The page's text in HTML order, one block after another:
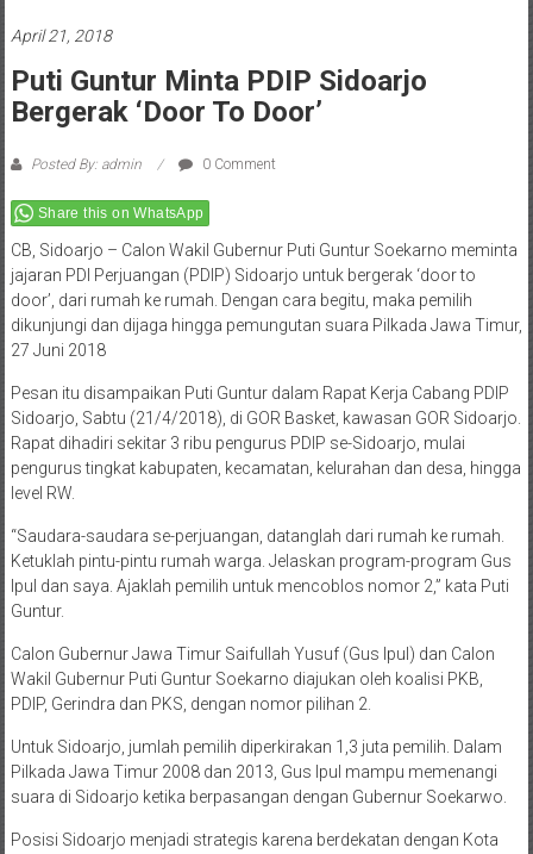
April 21, 2018
Puti Guntur Minta PDIP Sidoarjo
Bergerak ‘Door To Door’
Posted By: admin 0 Comment
Share this on WhatsApp
CB, Sidoarjo – Calon Wakil Gubernur Puti Guntur Soekarno meminta
jajaran PDI Perjuangan (PDIP) Sidoarjo untuk bergerak ‘door to
door’, dari rumah ke rumah. Dengan cara begitu, maka pemilih
dikunjungi dan dijaga hingga pemungutan suara Pilkada Jawa Timur,
27 Juni 2018
Pesan itu disampaikan Puti Guntur dalam Rapat Kerja Cabang PDIP
Sidoarjo, Sabtu (21/4/2018), di GOR Basket, kawasan GOR Sidoarjo.
Rapat dihadiri sekitar 3 ribu pengurus PDIP se-Sidoarjo, mulai
pengurus tingkat kabupaten, kecamatan, kelurahan dan desa, hingga
level RW.
“Saudara-saudara se-perjuangan, datanglah dari rumah ke rumah.
Ketuklah pintu-pintu rumah warga. Jelaskan program-program Gus
Ipul dan saya. Ajaklah pemilih untuk mencoblos nomor 2,” kata Puti
Guntur.
Calon Gubernur Jawa Timur Saifullah Yusuf (Gus Ipul) dan Calon
Wakil Gubernur Puti Guntur Soekarno diajukan oleh koalisi PKB,
PDIP, Gerindra dan PKS, dengan nomor pilihan 2.
Untuk Sidoarjo, jumlah pemilih diperkirakan 1,3 juta pemilih. Dalam
Pilkada Jawa Timur 2008 dan 2013, Gus Ipul mampu memenangi
suara di Sidoarjo ketika berpasangan dengan Gubernur Soekarwo.
Posisi Sidoarjo menjadi strategis karena berdekatan dengan Kota